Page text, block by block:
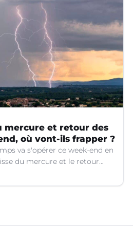
mercure et retour des
où vont-ils frapper ?
va s'opérer ce week-end en
du mercure et le retour